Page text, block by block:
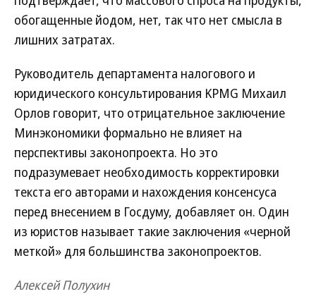
обогащенные йодом, нет, так что нет смысла в
лишних затратах.
Руководитель департамента налогового и
юридического консультирования KPMG Михаил
Орлов говорит, что отрицательное заключение
Минэкономики формально не влияет на
перспективы законопроекта. Но это
подразумевает необходимость корректировки
текста его авторами и нахождения консенсуса
перед внесением в Госдуму, добавляет он. Один
из юристов называет такие заключения «черной
меткой» для большинства законопроектов.
Алексей Полухин